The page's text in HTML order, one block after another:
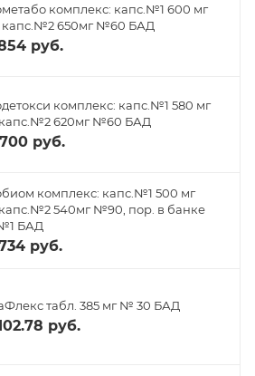
комплекс: капс.№1 600 мг
капс.№2 650мг №60 БАД
руб.
комплекс: капс.№1 580 мг
620мг №60 БАД
руб.
комплекс: капс.№1 500 мг
540мг №90, пор. в банке
БАД
руб.
табл. 385 мг № 30 БАД
руб.